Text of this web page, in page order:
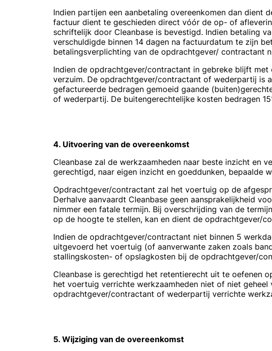
Indien partijen een aanbetaling overeenkomen dan dient
factuur dient te geschieden direct vóór de op- of
schriftelijk door Cleanbase is bevestigd. Indien betaling
verschuldigde binnen 14 dagen na factuurdatum te zijn
betalingsverplichting van de opdrachtgever/ contractant
Indien de opdrachtgever/contractant in gebreke blijft
verzuim. De opdrachtgever/contractant of wederpartij is
gefactureerde bedragen gemoeid gaande
of wederpartij. De buitengerechtelijke kosten bedragen
4. Uitvoering van de overeenkomst
Cleanbase zal de werkzaamheden naar beste inzicht en
gerechtigd, naar eigen inzicht en goeddunken, bepaalde
Opdrachtgever/contractant zal het voertuig op de
Derhalve aanvaardt Cleanbase geen aansprakelijkheid
nimmer een fatale termijn. Bij overschrijding van de
op de hoogte te stellen, kan en dient de opdrachtgever/
Indien de opdrachtgever/contractant niet binnen 5
uitgevoerd het voertuig (of aanverwante zaken zoals
stallingskosten- of opslagkosten bij de opdrachtgever/
Cleanbase is gerechtigd het retentierecht uit te oefenen
het voertuig verrichte werkzaamheden niet of niet
opdrachtgever/contractant of wederpartij verrichte
5. Wijziging van de overeenkomst